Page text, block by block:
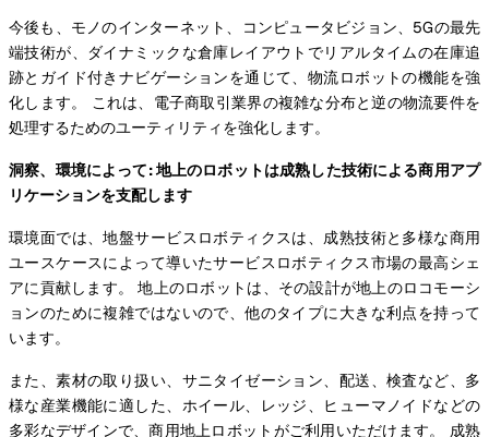
今後も、モノのインターネット、コンピュータビジョン、5Gの最先
端技術が、ダイナミックな倉庫レイアウトでリアルタイムの在庫追
跡とガイド付きナビゲーションを通じて、物流ロボットの機能を強
化します。 これは、電子商取引業界の複雑な分布と逆の物流要件を
処理するためのユーティリティを強化します。
洞察、環境によって: 地上のロボットは成熟した技術による商用アプ
リケーションを支配します
環境面では、地盤サービスロボティクスは、成熟技術と多様な商用
ユースケースによって導いたサービスロボティクス市場の最高シェ
アに貢献します。 地上のロボットは、その設計が地上のロコモーシ
ョンのために複雑ではないので、他のタイプに大きな利点を持って
います。
また、素材の取り扱い、サニタイゼーション、配送、検査など、多
様な産業機能に適した、ホイール、レッジ、ヒューマノイドなどの
多彩なデザインで、商用地上ロボットがご利用いただけます。 成熟